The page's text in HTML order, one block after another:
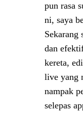
pun rasa
ni, saya
Sekarang
dan
kereta,
live yang
nampak
selepas